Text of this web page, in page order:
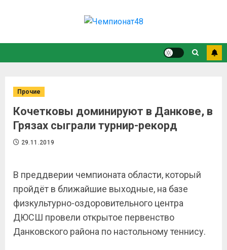
Прочие
Кочетковы доминируют в Данкове, в
Грязах сыграли турнир-рекорд
29.11.2019
В преддверии чемпионата области, который
пройдёт в ближайшие выходные, на базе
физкультурно-оздоровительного центра
ДЮСШ провели открытое первенство
Данковского района по настольному теннису.